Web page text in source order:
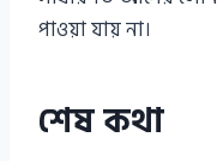
পাওয়া যায় না।
শেষ কথা